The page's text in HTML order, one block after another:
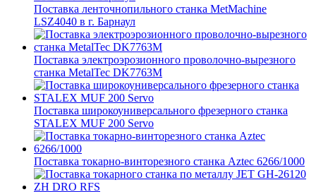
Поставка ленточнопильного станка MetMachine
LSZ4040 в г. Барнаул
Поставка электроэрозионного проволочно-вырезного
станка MetalTec DK7763M
Поставка широкоуниверсального фрезерного станка
STALEX MUF 200 Servo
Поставка токарно-винторезного станка Aztec 6266/1000